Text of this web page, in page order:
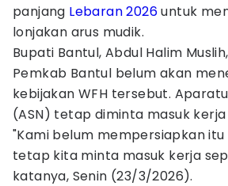
panjang Lebaran 2026untuk
lonjakan arus mudik.
Bupati Bantul, Abdul Halim
Pemkab Bantul belum akan
kebijakan WFH tersebut.
(ASN) tetap diminta masuk
"Kami belum mempersiapkan itu
tetap kita minta masuk kerja
katanya, Senin (23/3/2026).